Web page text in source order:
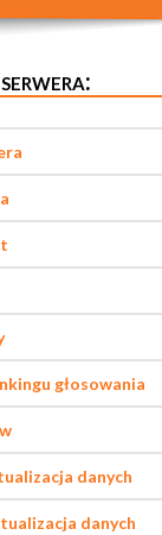
głosowania
danych
danych